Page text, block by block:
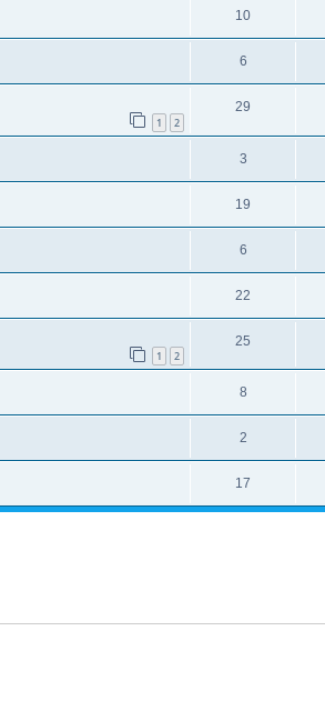
10
6
1 2
29
3
19
6
22
1 2
25
8
2
17